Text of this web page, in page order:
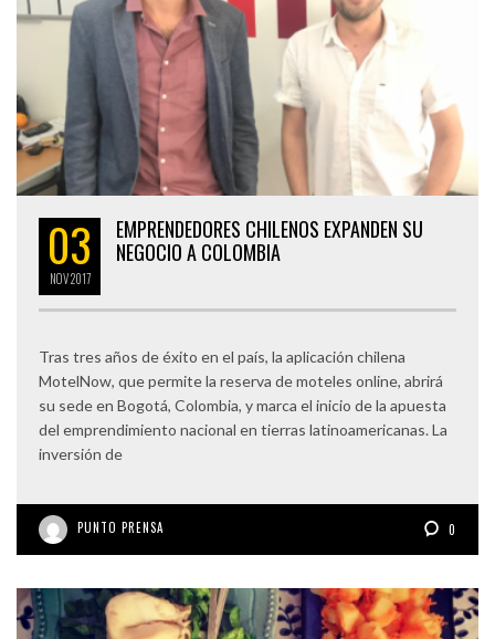
03
NOV2017
EMPRENDEDORES CHILENOS EXPANDEN SU
NEGOCIO A COLOMBIA
Tras tres años de éxito en el país, la aplicación chilena
MotelNow, que permite la reserva de moteles online, abrirá
su sede en Bogotá, Colombia, y marca el inicio de la apuesta
del emprendimiento nacional en tierras latinoamericanas. La
inversión de
PUNTO PRENSA 0